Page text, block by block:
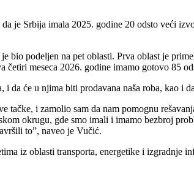
je Srbija imala 2025. godine 20 odsto veći
bio podeljen na pet oblasti. Prva oblast je
meseca 2026. godine imamo gotovo 85
i da će u njima biti prodavana naša roba, kao i
tačke, i zamolio sam da nam pomognu
okrugu, gde smo imali i imamo bezbroj
to”, naveo je Vučić.
iz oblasti transporta, energetike i izgradnje